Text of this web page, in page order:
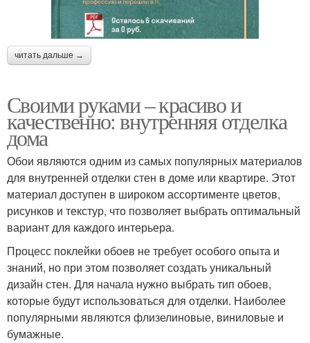
читать дальше →
Своими руками – красиво и
качественно: внутренняя отделка
дома
Обои являются одним из самых популярных материалов
для внутренней отделки стен в доме или квартире. Этот
материал доступен в широком ассортименте цветов,
рисунков и текстур, что позволяет выбрать оптимальный
вариант для каждого интерьера.
Процесс поклейки обоев не требует особого опыта и
знаний, но при этом позволяет создать уникальный
дизайн стен. Для начала нужно выбрать тип обоев,
которые будут использоваться для отделки. Наиболее
популярными являются флизелиновые, виниловые и
бумажные.